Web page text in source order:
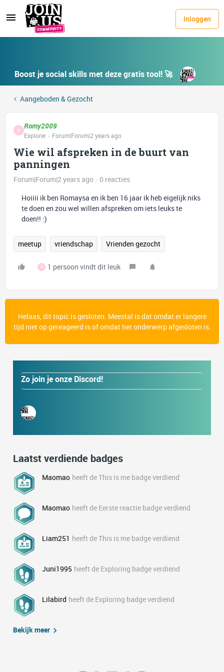
Inloggen
Boost je social skills met deze gratis tool! 🚀
Aangeboden & Gezocht
R Romy2009
Explorer Forum|Forum|2 years ago
Wie wil afspreken in de buurt van
panningen
Forum|Forum|2 years ago
0 reacties
Hoiiii ik ben Romaysa en ik ben 16 jaar ik heb eigelijk niks
te doen en zou wel willen afspreken om iets leuks te
doen!! :)
meetup vriendschap Vrienden gezocht
R 1 persoon vindt dit leuk
Helaas, dit topic is gesloten. Meestal is dat omdat er langere
tijd niet op gereageerd is of omdat het onderwerp afgesloten is.
Zo join je onze Discord!
Laatst verdiende badges
Maomao heeft de This is me badge verdiend
Maomao heeft de Eerste reactie badge verdiend
Liam251 heeft de This is me badge verdiend
Juni1995 heeft de Exploring badge verdiend
Lilabird heeft de Exploring badge verdiend
Bekijk meer